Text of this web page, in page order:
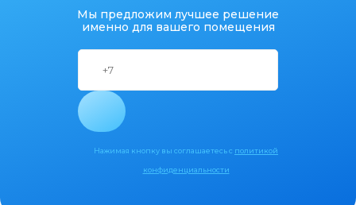
Мы предложим лучшее решение
именно для вашего помещения
Нажимая кнопку вы соглашаетесь с политикой
конфиденциальности